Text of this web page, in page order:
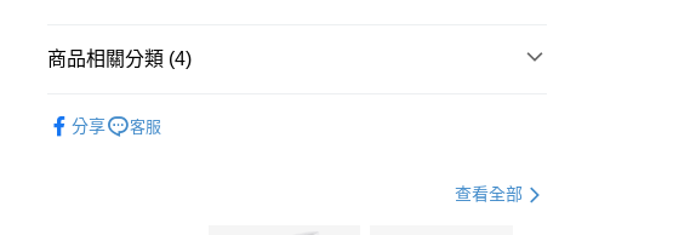
聯邦商業銀行
台新國際商業銀行
【關於「AFTEE先享後付」】
商品相關分類 (4)
分享 客服
查看全部